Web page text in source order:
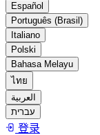
Español
Português (Brasil)
Italiano
Polski
Bahasa Melayu
ไทย
العربية
עברית
登录